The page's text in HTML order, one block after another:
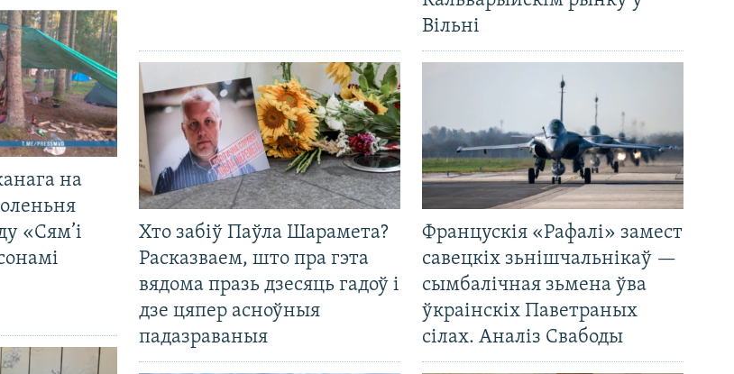
на
«Сям’і
Вільні
Хто забіў Паўла Шарамета?
Расказваем, што пра гэта
вядома празь дзесяць гадоў і
дзе цяпер асноўныя
падазраваныя
Францускія «Рафалі» замест
савецкіх зьнішчальнікаў —
сымбалічная зьмена ўва
ўкраінскіх Паветраных
сілах. Аналіз Свабоды